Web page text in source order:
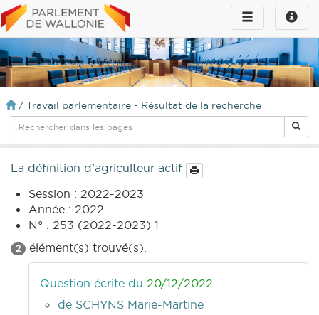
Toggle
infos
Toggle
navigation
/ Travail parlementaire - Résultat de la recherche
La définition d'agriculteur actif
Session : 2022-2023
Année : 2022
N° : 253 (2022-2023) 1
2 élément(s) trouvé(s).
Question écrite du 20/12/2022
de SCHYNS Marie-Martine